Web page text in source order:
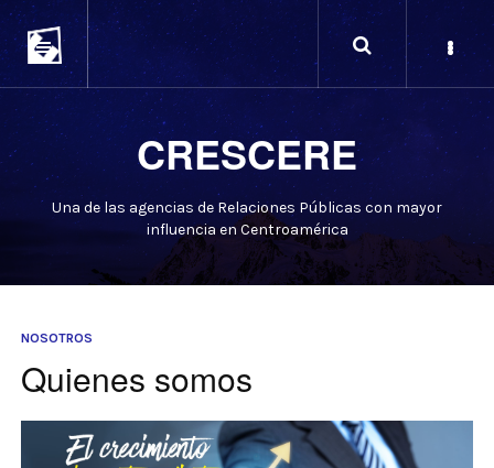
CRESCERE
Una de las agencias de Relaciones Públicas con mayor
influencia en Centroamérica
NOSOTROS
Quienes somos